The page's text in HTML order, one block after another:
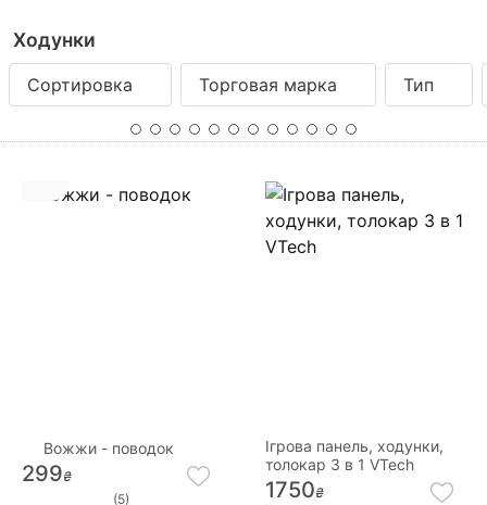
Ходунки
Сортировка Торговая марка Тип
Вожжи - поводок
299₴
(5)
Ігрова панель, ходунки,
толокар 3 в 1 VTech
1750₴